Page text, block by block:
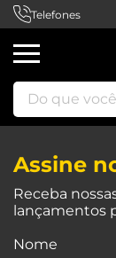
Telefones
Do que você
Assine
Receba
lançamentos
Nome